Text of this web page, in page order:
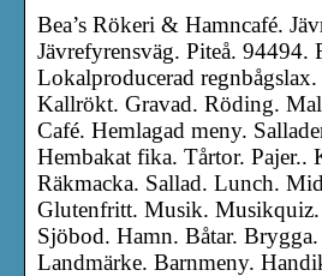
Bea’s Rökeri & Hamncafé.
Jävrefyrensväg. Piteå. 94494.
Lokalproducerad
Kallrökt. Gravad. Röding.
Café. Hemlagad meny.
Hembakat fika. Tårtor. Pajer..
Räkmacka. Sallad. Lunch.
Glutenfritt. Musik.
Sjöbod. Hamn. Båtar.
Landmärke. Barnmeny.